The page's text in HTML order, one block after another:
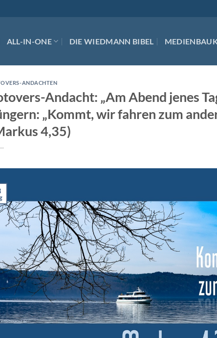
ALL-IN-ONE DIE WIEDMANN BIBEL
ANDACHTEN
Andacht: „Am Abend jenes
„Kommt, wir fahren zum
4,35)